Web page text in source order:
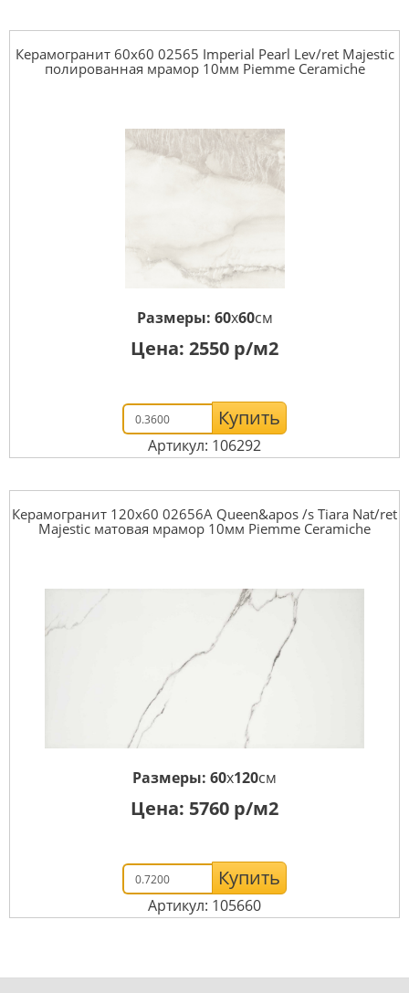
Керамогранит 60x60 02565 Imperial Pearl Lev/ret Majestic
полированная мрамор 10мм Piemme Ceramiche
Размеры: 60x60см
Цена: 2550 р/м2
Купить
Артикул: 106292
Керамогранит 120x60 02656A Queen&apos /s Tiara Nat/ret
Majestic матовая мрамор 10мм Piemme Ceramiche
Размеры: 60x120см
Цена: 5760 р/м2
Купить
Артикул: 105660